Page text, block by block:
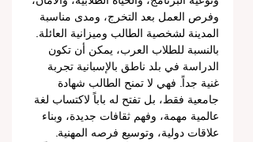
وفرص العمل بعد التخرج، ومدى مناسبة
المدينة لشخصية الطالب وميزانية العائلة.
بالنسبة للطلاب العرب، يمكن أن تكون
الدراسة في بلد ناطق بالإسبانية تجربة
غنية جداً. فهي لا تمنح الطالب شهادة
جامعية فقط، بل تفتح له باباً لاكتساب لغة
عالمية مهمة، وفهم ثقافات جديدة، وبناء
علاقات دولية، وتوسيع فرصه المهنية.